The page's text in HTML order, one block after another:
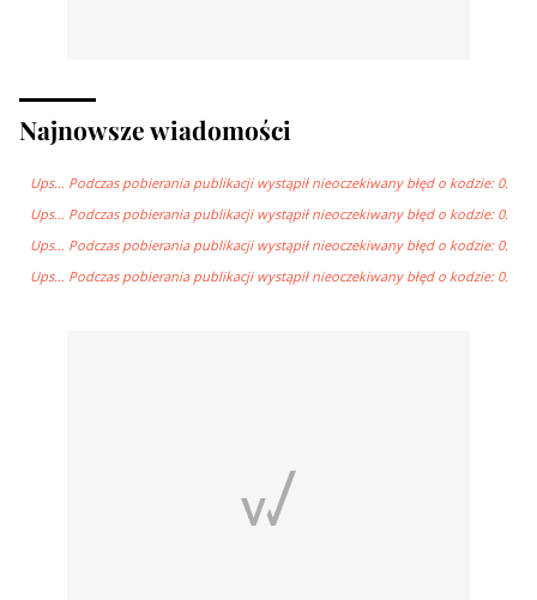
Najnowsze wiadomości
Ups… Podczas pobierania publikacji wystąpił nieoczekiwany błęd o kodzie: 0.
Ups… Podczas pobierania publikacji wystąpił nieoczekiwany błęd o kodzie: 0.
Ups… Podczas pobierania publikacji wystąpił nieoczekiwany błęd o kodzie: 0.
Ups… Podczas pobierania publikacji wystąpił nieoczekiwany błęd o kodzie: 0.